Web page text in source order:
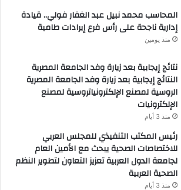
المحاسب محمد نبيل عبد الغفار فولي.. قيادة
إدارية ناجحة على رأس فرع إيرادات طامية
منذ يومين
نتائج إيجابية بعد زيارة وفد الجامعة المصرية
النتائج إيجابية بعد زيارة وفد الجامعة المصرية
الروسية لمصنع الإلكترونياتروسية لمصنع
الإلكترونيات
منذ 3 أيام
رئيس المكتب التنفيذي للمجلس العربي
للاختصاصات الصحية يبحث مع الأمين العام
لجامعة الدول العربية تعزيز التعاون لتطوير النظم
الصحية العربية
منذ 3 أيام